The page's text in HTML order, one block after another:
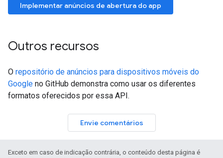
Implementar anúncios de abertura do app
Outros recursos
O repositório de anúncios para dispositivos móveis do
Google no GitHub demonstra como usar os diferentes
formatos oferecidos por essa API.
Envie comentários
Exceto em caso de indicação contrária, o conteúdo desta página é